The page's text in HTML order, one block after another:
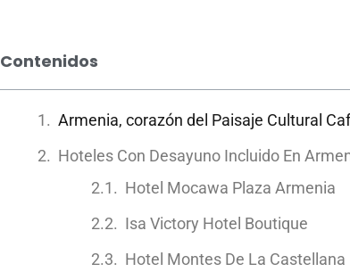
Contenidos
Armenia, corazón del Paisaje Cultural
Hoteles Con Desayuno Incluido En
Hotel Mocawa Plaza Armenia
Isa Victory Hotel Boutique
Hotel Montes De La Castellana